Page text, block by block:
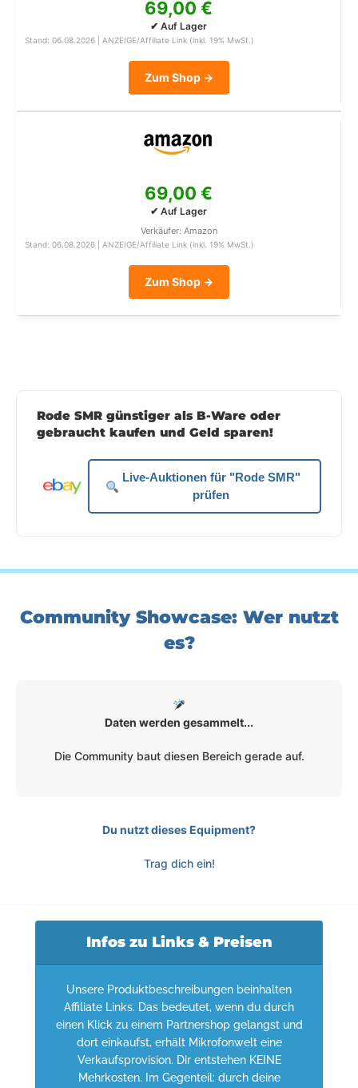
69,00 €
✔ Auf Lager
Stand: 06.08.2026 | ANZEIGE/Affiliate Link (inkl. 19% MwSt.)
Zum Shop →
69,00 €
✔ Auf Lager
Verkäufer: Amazon
Stand: 06.08.2026 | ANZEIGE/Affiliate Link (inkl. 19% MwSt.)
Zum Shop →
Rode SMR günstiger als B-Ware oder
gebraucht kaufen und Geld sparen!
Live-Auktionen für "Rode SMR"
prüfen
Community Showcase: Wer nutzt
es?
Daten werden gesammelt...
Die Community baut diesen Bereich gerade auf.
Du nutzt dieses Equipment?
Trag dich ein!
Infos zu Links & Preisen
Unsere Produktbeschreibungen beinhalten
Affiliate Links. Das bedeutet, wenn du durch
einen Klick zu einem Partnershop gelangst und
dort einkaufst, erhält Mikrofonwelt eine
Verkaufsprovision. Dir entstehen KEINE
Mehrkosten. Im Gegenteil: durch deine